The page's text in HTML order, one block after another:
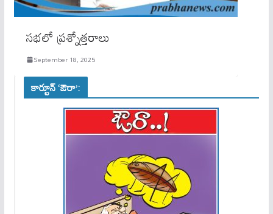
సభలో ప్రశ్నోత్తరాలు
September 18, 2025
కార్టూన్ ‘ఔరా’: